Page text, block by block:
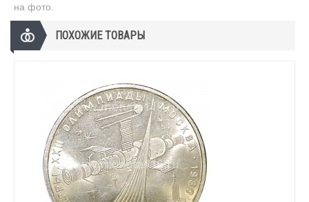
на фото.
ПОХОЖИЕ ТОВАРЫ